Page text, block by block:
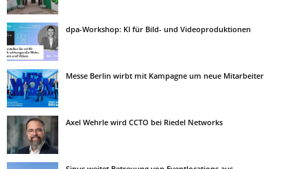
dpa-Workshop: KI für Bild- und Videoproduktionen
Messe Berlin wirbt mit Kampagne um neue Mitarbeiter
Axel Wehrle wird CCTO bei Riedel Networks